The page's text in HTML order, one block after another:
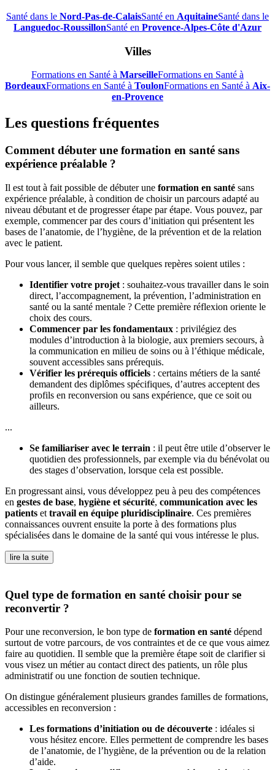
Santé dans le Nord-Pas-de-CalaisSanté en AquitaineSanté dans le
Languedoc-RoussillonSanté en Provence-Alpes-Côte d'Azur
Villes
Formations en Santé à MarseilleFormations en Santé à
BordeauxFormations en Santé à ToulonFormations en Santé à Aix-
en-Provence
Les questions fréquentes
Comment débuter une formation en santé sans
expérience préalable ?
Il est tout à fait possible de débuter une formation en santé sans
expérience préalable, à condition de choisir un parcours adapté au
niveau débutant et de progresser étape par étape. Vous pouvez, par
exemple, commencer par des cours d’initiation qui présentent les
bases de l’anatomie, de l’hygiène, de la prévention et de la relation
avec le patient.
Pour vous lancer, il semble que quelques repères soient utiles :
Identifier votre projet : souhaitez-vous travailler dans le soin
direct, l’accompagnement, la prévention, l’administration en
santé ou la santé mentale ? Cette première réflexion oriente le
choix des cours.
Commencer par les fondamentaux : privilégiez des
modules d’introduction à la biologie, aux premiers secours, à
la communication en milieu de soins ou à l’éthique médicale,
souvent accessibles sans prérequis.
Vérifier les prérequis officiels : certains métiers de la santé
demandent des diplômes spécifiques, d’autres acceptent des
profils en reconversion ou sans expérience, que ce soit ou
ailleurs.
...
Se familiariser avec le terrain : il peut être utile d’observer le
quotidien des professionnels, par exemple via du bénévolat ou
des stages d’observation, lorsque cela est possible.
En progressant ainsi, vous développez peu à peu des compétences
en gestes de base, hygiène et sécurité, communication avec les
patients et travail en équipe pluridisciplinaire. Ces premières
connaissances ouvrent ensuite la porte à des formations plus
spécialisées dans le domaine de la santé qui vous intéresse le plus.
lire la suite
Quel type de formation en santé choisir pour se
reconvertir ?
Pour une reconversion, le bon type de formation en santé dépend
surtout de votre parcours, de vos contraintes et de ce que vous aimez
faire au quotidien. Il semble que la première étape soit de clarifier si
vous visez un métier au contact direct des patients, un rôle plus
administratif ou une fonction de soutien technique.
On distingue généralement plusieurs grandes familles de formations,
accessibles en reconversion :
Les formations d’initiation ou de découverte : idéales si
vous hésitez encore. Elles permettent de comprendre les bases
de l’anatomie, de l’hygiène, de la prévention ou de la relation
d’aide.